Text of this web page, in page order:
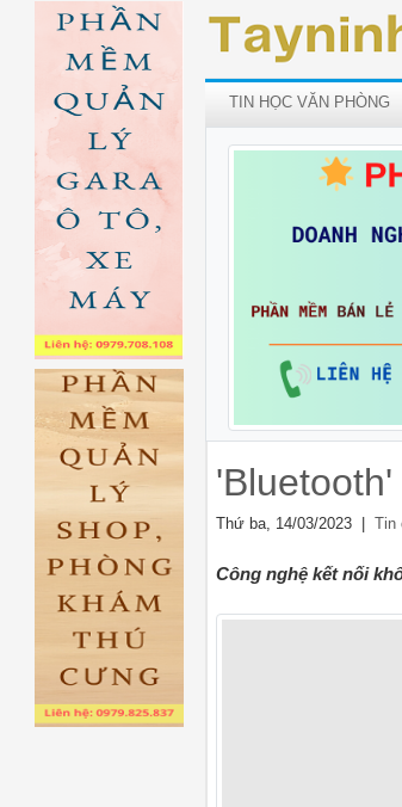
TIN HỌC VĂN PHÒNG
Thứ ba, 14/03/2023 |
Công nghệ kết nối